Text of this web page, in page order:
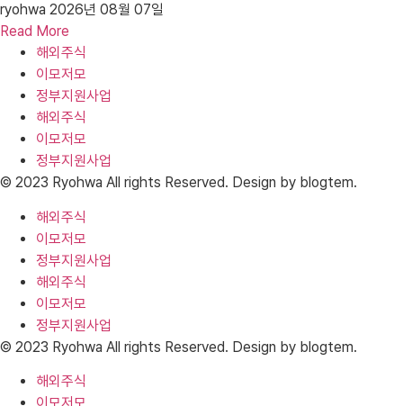
ryohwa 2026년 08월 07일
Read More
해외주식
이모저모
정부지원사업
해외주식
이모저모
정부지원사업
© 2023 Ryohwa All rights Reserved. Design by blogtem.
해외주식
이모저모
정부지원사업
해외주식
이모저모
정부지원사업
© 2023 Ryohwa All rights Reserved. Design by blogtem.
해외주식